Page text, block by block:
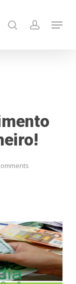
search account
Menu